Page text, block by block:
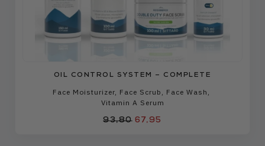
OIL CONTROL SYSTEM – COMPLETE
93,80 67,95
Face Moisturizer Face Scrub Face Wash
Vitamin A Serum